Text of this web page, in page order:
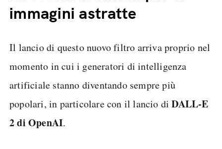
immagini astratte
Il lancio di questo nuovo filtro arriva proprio nel
momento in cui i generatori di intelligenza
artificiale stanno diventando sempre più
popolari, in particolare con il lancio diDALL-E
2 di OpenAI.